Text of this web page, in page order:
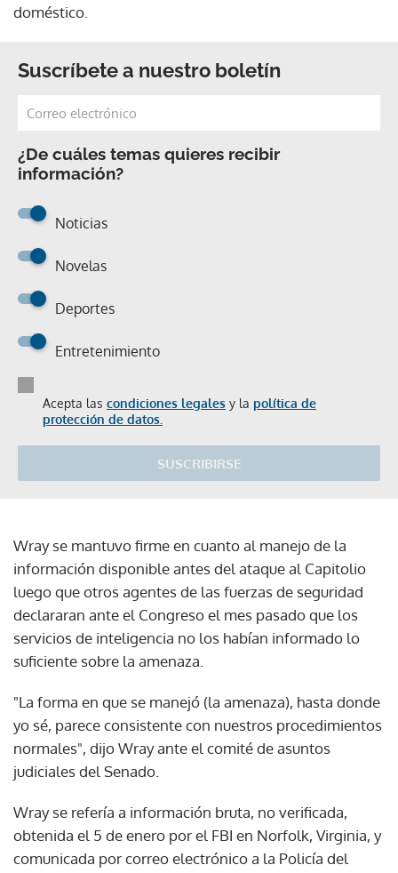
doméstico.
Suscríbete a nuestro boletín
¿De cuáles temas quieres recibir
información?
Noticias
Novelas
Deportes
Entretenimiento
Acepta las condiciones legales y la política de
protección de datos.
SUSCRIBIRSE
Wray se mantuvo firme en cuanto al manejo de la
información disponible antes del ataque al Capitolio
luego que otros agentes de las fuerzas de seguridad
declararan ante el Congreso el mes pasado que los
servicios de inteligencia no los habían informado lo
suficiente sobre la amenaza.
"La forma en que se manejó (la amenaza), hasta donde
yo sé, parece consistente con nuestros procedimientos
normales", dijo Wray ante el comité de asuntos
judiciales del Senado.
Wray se refería a información bruta, no verificada,
obtenida el 5 de enero por el FBI en Norfolk, Virginia, y
comunicada por correo electrónico a la Policía del